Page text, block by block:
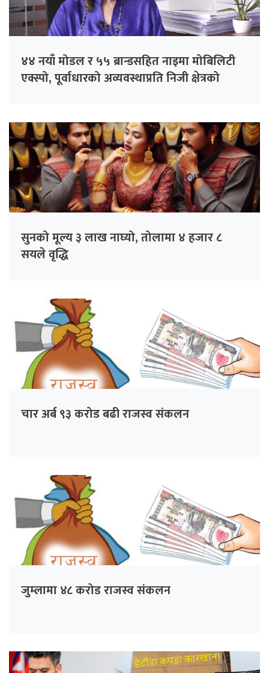
४४ नयाँ मोडल र ५५ ब्रान्डसहित नाइमा मोबिलिटी
एक्स्पो, पूर्वाधारको अव्यवस्थाप्रति निजी क्षेत्रको
सुनको मूल्य ३ लाख नाघ्यो, तोलामा ४ हजार ८
सयले वृद्धि
चार अर्ब ९३ करोड बढी राजस्व संकलन
जुम्लामा ४८ करोड राजस्व संकलन